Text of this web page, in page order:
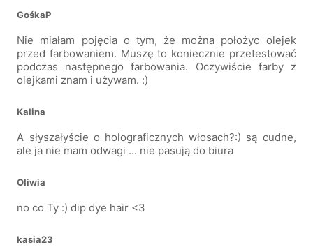
GośkaP
Nie miałam pojęcia o tym, że można położyc olejek
przed farbowaniem. Muszę to koniecznie przetestować
podczas następnego farbowania. Oczywiście farby z
olejkami znam i używam. :)
Kalina
A słyszałyście o holograficznych włosach?:) są cudne,
ale ja nie mam odwagi ... nie pasują do biura
Oliwia
no co Ty :) dip dye hair <3
kasia23